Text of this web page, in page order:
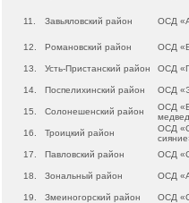
11. Завьяловский район ОСД
12. Романовский район ОСД
13. Усть-Пристанский район ОСД
14. Поспелихинский район ОСД
15. Солонешенский район
ОСД
16.
Троицкий район
ОСД
17.
Павловский район ОСД
18. Зональный район ОСД
19. Змеиногорский район ОСД